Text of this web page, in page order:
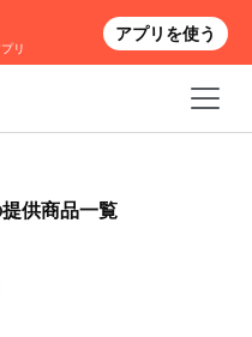
供商品一覧
リ
アプリを使う